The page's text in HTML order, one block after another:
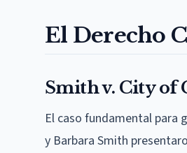
El Derecho
Smith v. City of
El caso fundamental para
y Barbara Smith